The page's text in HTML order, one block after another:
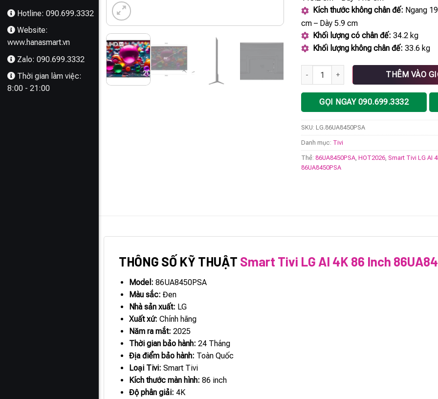
Hotline: 090.699.3332
Website:
www.hanasmart.vn
Zalo: 090.699.3332
Thời gian làm việc:
8:00 - 21:00
Kích thước không chân đế: Ngang
cm – Dày 5.9 cm
Khối lượng có chân đế: 34.2 kg
Khối lượng không chân đế: 33.6 kg
Smart Tivi LG AI 4K 86 Inch 86UA8450PSA
THÊM VÀO
GỌI NGAY 090.699.3332
SKU:LG.86UA8450PSA
Danh mục: Tivi
Thẻ:86UA8450PSA,HOT2026,Smart Tivi LG AI
86UA8450PSA
THÔNG SỐ KỸ THUẬT Smart Tivi LG AI 4K 86 Inch
Model: 86UA8450PSA
Màu sắc: Đen
Nhà sản xuất: LG
Xuất xứ: Chính hãng
Năm ra mắt: 2025
Thời gian bảo hành: 24 Tháng
Địa điểm bảo hành: Toàn Quốc
Loại Tivi: Smart Tivi
Kích thước màn hình: 86 inch
Độ phân giải: 4K